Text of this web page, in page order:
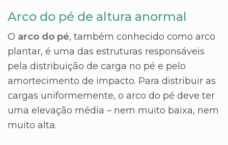
Arco do pé de altura anormal
O arco do pé, também conhecido como arco
plantar, é uma das estruturas responsáveis
pela distribuição de carga no pé e pelo
amortecimento de impacto. Para distribuir as
cargas uniformemente, o arco do pé deve ter
uma elevação média – nem muito baixa, nem
muito alta.